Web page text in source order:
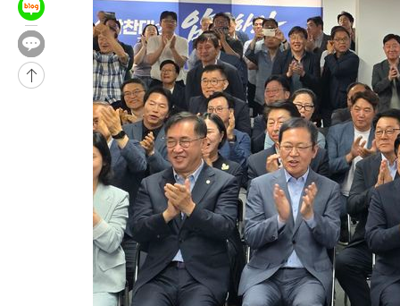
-10350초 전 >
콜롬비아 신임 우파 대통령 취임 하루만에 차량폭탄 폭발 사건
-3944초 전 >
튀르키예 외무장관, "메카 3국 방위협정은 이란이 목표 아냐 "
-1152초 전 >
이군이 불법 군시설 건설한 레바논 남부에서 레바논군 3명 폭발
28분 전 >
[속보]美중부 사령관, 이스라엘 긴급방문 다중화된 전선 상황 논의
美 국방부, 켄달 전 공군장관 보안허가 취소…“에어포스원 기밀정
‘축구의 신’ 아르헨티나 축구 선수 메시의 부친 지병 별세
“美 이란전 무기 소진…북한과 분쟁시 주한 미군 취약해질 수 있어”